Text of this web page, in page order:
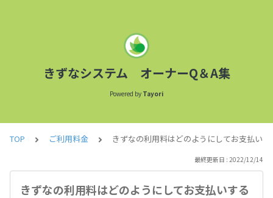
きずなシステム オーナーQ＆A集
Powered by Tayori
TOP ご利用料金 きずなの利用料はどのようにしてお支払い
最終更新日 : 2022/12/14
きずなの利用料はどのようにしてお支払いする